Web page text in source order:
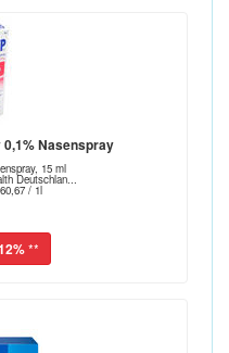
Nasenspray
15 ml
Deutschlan...
/ 1l
**